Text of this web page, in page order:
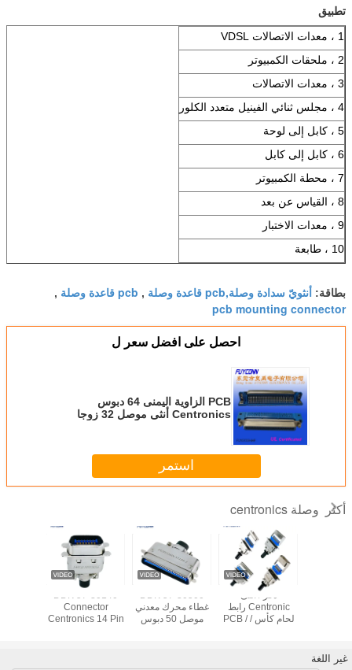
تطبيق
1 ، معدات الاتصالات VDSL
2 ، ملحقات الكمبيوتر
3 ، معدات الاتصالات
4 ، مجلس ثنائي الفينيل متعدد الكلور
5 ، كابل إلى لوحة
6 ، كابل إلى كابل
7 ، محطة الكمبيوتر
8 ، القياس عن بعد
9 ، معدات الاختبار
10 ، طابعة
بطاقة: أنثويّ سدادة وصلة,pcb قاعدة وصلة , pcb قاعدة وصلة ,
pcb mounting connector
احصل على افضل سعر ل
PCB الزاوية اليمنى 64 دبوس
Centronics أنثى موصل 32 زوجا
استمر
أكثر وصلة centronics
Connector
Centronics 14 Pin
غطاء محرك معدني
موصل 50 دبوس
ذكر / أنثى
Centronic رابط
لحام كأس / PCB /
غير اللغة